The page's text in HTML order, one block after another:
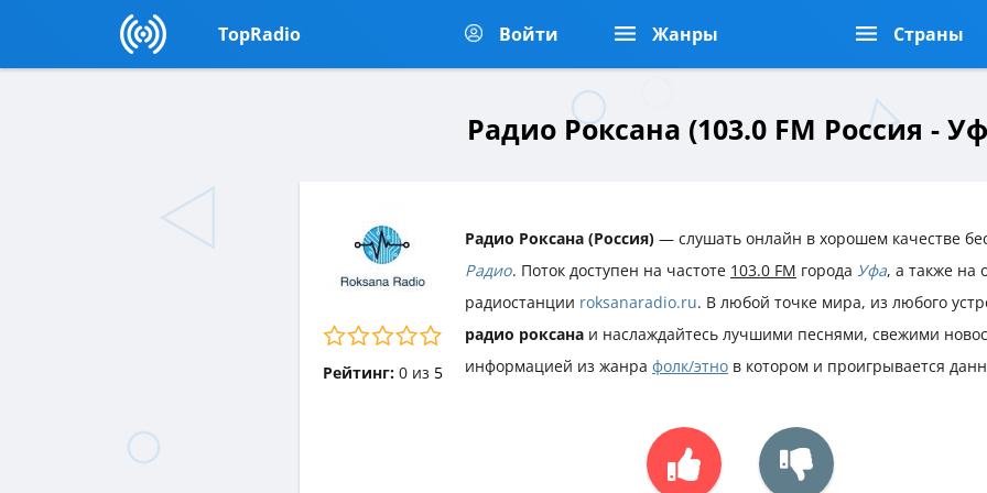
TopRadio Войти Жанры Страны
Радио Роксана (103.0 FM Россия -
Рейтинг: 0из 5
Радио Роксана (Россия) — слушать онлайн в хорошем качестве
Радио. Поток доступен на частоте 103.0 FM города Уфа, а также на
радиостанции roksanaradio.ru. В любой точке мира, из любого
радио роксана и наслаждайтесь лучшими песнями, свежими
информацией из жанра фолк/этно в котором и проигрывается